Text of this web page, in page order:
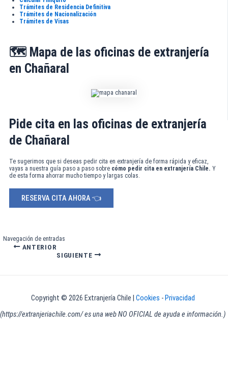
Trámites de Residencia Definitiva
Trámites de Nacionalización
Trámites de Visas
🗺️ Mapa de las oficinas de extranjería
en Chañaral
Pide cita en las oficinas de extranjería
de Chañaral
Te sugerimos que si deseas pedir cita en extranjería de forma rápida y eficaz,
vayas a nuestra guía paso a paso sobre cómo pedir cita en extranjería Chile. Y
de esta forma ahorrar mucho tiempo y largas colas.
RESERVA CITA AHORA 👈
Navegación de entradas
ANTERIOR
SIGUIENTE
Copyright © 2026 Extranjería Chile | Cookies -Privacidad
(https://extranjeriachile.com/ es una web NO OFICIAL de ayuda e información.)